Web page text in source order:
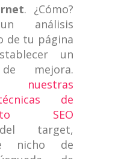
. ¿Cómo?
análisis
de tu página
un
mejora.
a nuestras
de
SEO
target,
nicho de